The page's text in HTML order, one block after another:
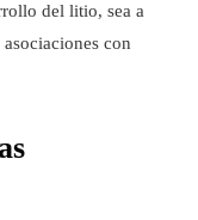
del litio, sea a
con